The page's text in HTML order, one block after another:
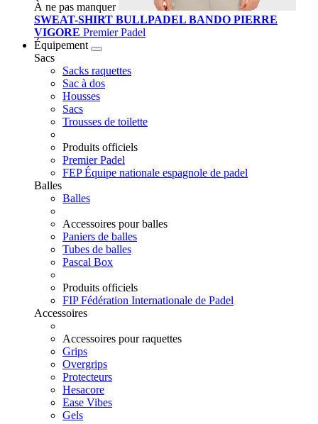
À ne pas manquer
SWEAT-SHIRT BULLPADEL BANDO PIERRE
VIGORE Premier Padel
Équipement
Sacs
Sacks raquettes
Sac à dos
Housses
Sacs
Trousses de toilette
Produits officiels
Premier Padel
FEP Équipe nationale espagnole de padel
Balles
Balles
Accessoires pour balles
Paniers de balles
Tubes de balles
Pascal Box
Produits officiels
FIP Fédération Internationale de Padel
Accessoires
Accessoires pour raquettes
Grips
Overgrips
Protecteurs
Hesacore
Ease Vibes
Gels